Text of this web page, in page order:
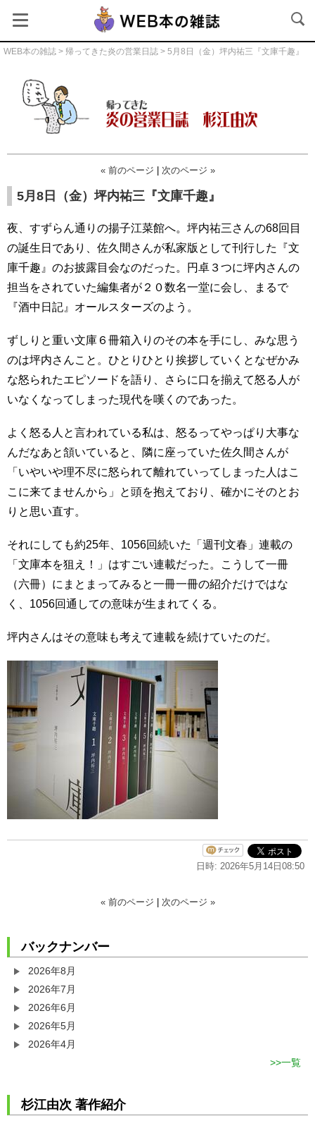
WEB本の雑誌 > 帰ってきた炎の営業日誌 > 5月8日（金）坪内祐三『文庫千趣』
帰ってきた炎の営業日誌
« 前のページ | 次のページ »
5月8日（金）坪内祐三『文庫千趣』
夜、すずらん通りの揚子江菜館へ。坪内祐三さんの68回目
の誕生日であり、佐久間さんが私家版として刊行した『文
庫千趣』のお披露目会なのだった。円卓３つに坪内さんの
担当をされていた編集者が２０数名一堂に会し、まるで
『酒中日記』オールスターズのよう。
ずしりと重い文庫６冊箱入りのその本を手にし、みな思う
のは坪内さんこと。ひとりひとり挨拶していくとなぜかみ
な怒られたエピソードを語り、さらに口を揃えて怒る人が
いなくなってしまった現代を嘆くのであった。
よく怒る人と言われている私は、怒るってやっぱり大事な
んだなあと頷いていると、隣に座っていた佐久間さんが
「いやいや理不尽に怒られて離れていってしまった人はこ
こに来てませんから」と頭を抱えており、確かにそのとお
りと思い直す。
それにしても約25年、1056回続いた「週刊文春」連載の
「文庫本を狙え！」はすごい連載だった。こうして一冊
（六冊）にまとまってみると一冊一冊の紹介だけではな
く、1056回通しての意味が生まれてくる。
坪内さんはその意味も考えて連載を続けていたのだ。
日時: 2026年5月14日08:50
« 前のページ 次のページ »
バックナンバー
2026年8月
2026年7月
2026年6月
2026年5月
2026年4月
一覧
杉江由次 著作紹介